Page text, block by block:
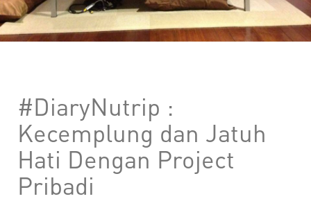
#DiaryNutrip :
Kecemplung dan Jatuh
Hati Dengan Project
Pribadi